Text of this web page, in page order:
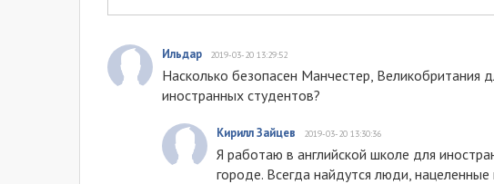
Ильдар 2019-03-20 13:29:52
Насколько безопасен Манчестер, Великобритания
иностранных студентов?
Кирилл Зайцев 2019-03-20 13:30:36
Я работаю в английской школе для
городе. Всегда найдутся люди,